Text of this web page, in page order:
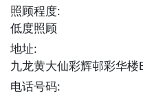
照顾程度:
低度照顾
地址:
九龙黄大仙彩辉邨彩华
电话号码: